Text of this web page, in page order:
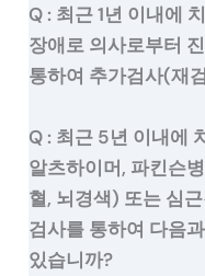
Q : 최근 1년 이내에
장애로 의사로부터
통하여 추가검사(재
Q : 최근 5년 이내에
알츠하이머, 파킨슨
혈, 뇌경색) 또는 심
검사를 통하여 다음
있습니까?